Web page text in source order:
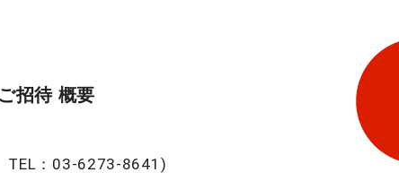
招待 概要
TEL：03-6273-8641)